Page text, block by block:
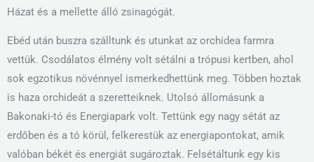
Házat és a mellette álló zsinagógát.
Ebéd után buszra szálltunk és utunkat az orchidea farmra
vettük. Csodálatos élmény volt sétálni a trópusi kertben, ahol
sok egzotikus növénnyel ismerkedhettünk meg. Többen hoztak
is haza orchideát a szeretteiknek. Utolsó állomásunk a
Bakonaki-tó és Energiapark volt. Tettünk egy nagy sétát az
erdőben és a tó körül, felkerestük az energiapontokat, amik
valóban békét és energiát sugároztak. Felsétáltunk egy kis